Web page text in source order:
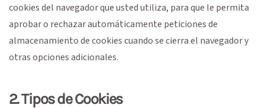
cookies del navegador que usted utiliza, para que le permita
aprobar o rechazar automáticamente peticiones de
almacenamiento de cookies cuando se cierra el navegador y
otras opciones adicionales.
2. Tipos de Cookies